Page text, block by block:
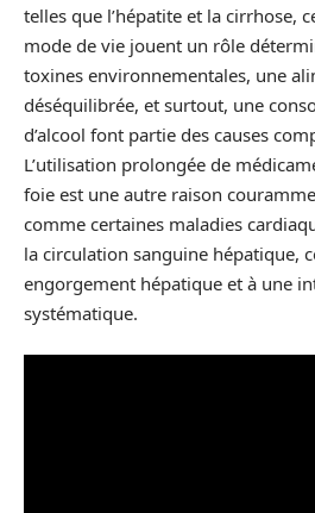
telles que l’hépatite et la cirrhose,
mode de vie jouent un rôle
toxines environnementales, une
déséquilibrée, et surtout, une
d’alcool font partie des causes
L’utilisation prolongée de
foie est une autre raison
comme certaines maladies
la circulation sanguine hépatique,
engorgement hépatique et à une
systématique.